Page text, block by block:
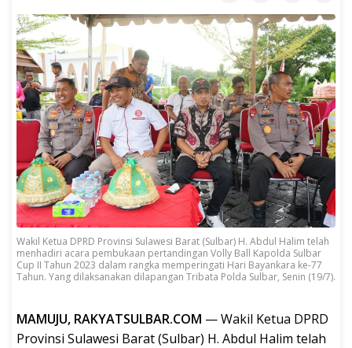
Wakil Ketua DPRD Provinsi Sulawesi Barat (Sulbar) H. Abdul Halim telah
menhadiri acara pembukaan pertandingan Volly Ball Kapolda Sulbar
Cup II Tahun 2023 dalam rangka memperingati Hari Bayankara ke-77
Tahun. Yang dilaksanakan dilapangan Tribata Polda Sulbar, Senin (19/7).
MAMUJU, RAKYATSULBAR.COM — Wakil Ketua DPRD
Provinsi Sulawesi Barat (Sulbar) H. Abdul Halim telah